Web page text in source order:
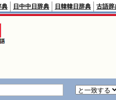
典 日中中日辞典 日韓韓日辞典 古語辞